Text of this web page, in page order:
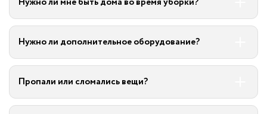
Нужно ли дополнительное оборудование?
Пропали или сломались вещи?